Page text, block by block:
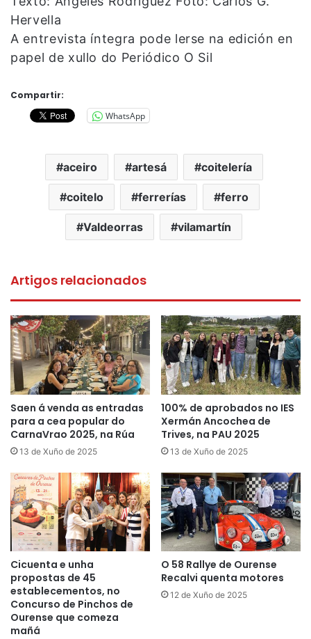
Hervella
A entrevista íntegra pode lerse na edición en
papel de xullo do Periódico O Sil
Compartir:
WhatsApp
aceiro artesá coitelería
coitelo ferrerías ferro
Valdeorras vilamartín
Artigos relacionados
Saen á venda as entradas
para a cea popular do
CarnaVrao 2025, na Rúa
13 de Xuño de 2025
100% de aprobados no IES
Xermán Ancochea de
Trives, na PAU 2025
13 de Xuño de 2025
Cicuenta e unha
propostas de 45
establecementos, no
Concurso de Pinchos de
Ourense que comeza
mañá
O 58 Rallye de Ourense
Recalvi quenta motores
12 de Xuño de 2025